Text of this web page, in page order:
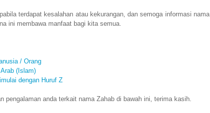
terdapat kesalahan atau kekurangan, dan semoga informasi nama
ini membawa manfaat bagi kita semua.
/ Orang
(Islam)
dengan Huruf Z
pengalaman anda terkait nama Zahab di bawah ini, terima kasih.